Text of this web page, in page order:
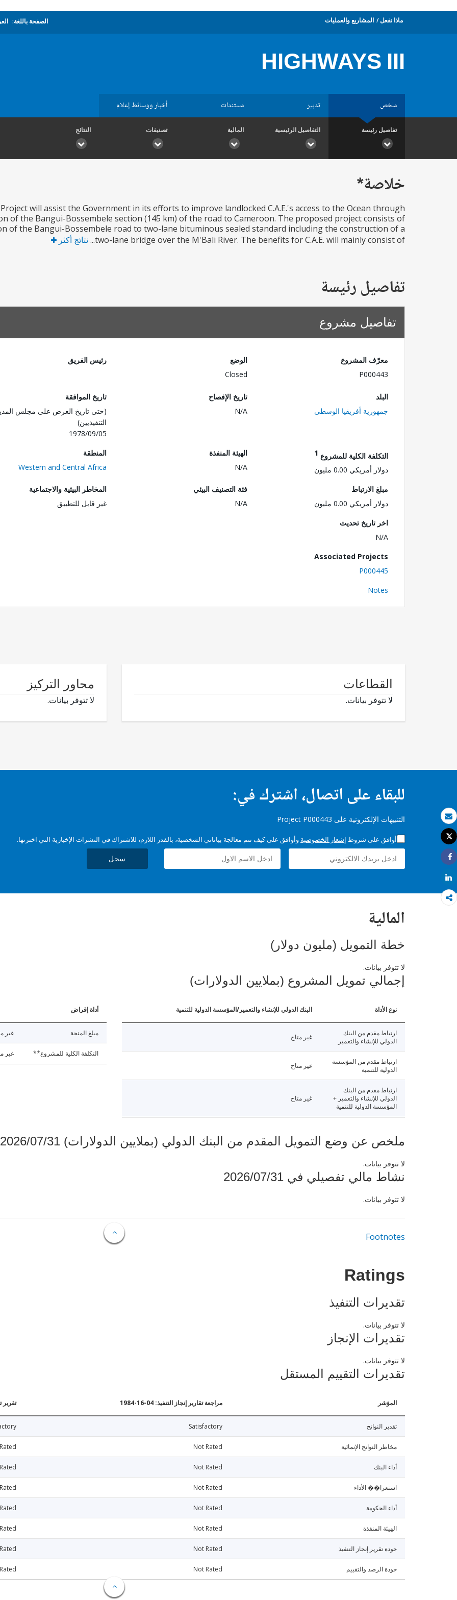
بريد الكتروني
طباعة
Tweet
Share
Share
ماذا نفعل المشاريع والعمليات الصفحة باللغة:
HIGHWAYS III
ملخص تدبير مستندات أخبار ووسائط إعلام
تفاصيل رئيسة التفاصيل الرئيسية المالية تصنيفات النتائج
خلاصة*
will assist the Government in its efforts to improve landlocked C.A.E.'s access to the Ocean through
of the Bangui-Bossembele section (145 km) of the road to Cameroon. The proposed project consists of
of the Bangui-Bossembele road to two-lane bituminous sealed standard including the construction of a
two-lane bridge over the M'Bali River. The benefits for C.A.E. will mainly consist of...
نتائج أكثر
تفاصيل رئيسة
تفاصيل مشروع
معرّف المشروع
P000443
الوضع
Closed
رئيس الفريق
البلد
جمهورية أفريقيا الوسطى
تاريخ الإفصاح
N/A
تاريخ الموافقة
(حتى تاريخ العرض على مجلس
التنفيذيين)
1978/09/05
التكلفة الكلية للمشروع 1
دولار أمريكي 0.00 مليون
الهيئة المنفذة
N/A
المنطقة
Western and Central Africa
مبلغ الارتباط
دولار أمريكي 0.00 مليون
فئة التصنيف البيئي
N/A
المخاطر البيئية والاجتماعية
غير قابل للتطبيق
اخر تاريخ تحديث
N/A
Associated Projects
P000445
Notes
القطاعات
لا تتوفر بيانات.
محاور التركيز
لا تتوفر بيانات.
للبقاء على اتصال، اشترك في:
التنبيهات الإلكترونية على Project P000443
أوافق على شروط إشعار الخصوصية وأوافق على كيف تتم معالجة بياناتي الشخصية، بالقدر اللازم، للاشتراك في النشرات الإخبارية التي اخترتها.
سجل
المالية
خطة التمويل (مليون دولار)
لا تتوفر بيانات.
إجمالي تمويل المشروع (بملايين الدولارات)
نوع الأداة البنك الدولي للإنشاء والتعمير/المؤسسة الدولية للتنمية
ارتباط مقدم من البنك
الدولي للإنشاء والتعمير
غير متاح
ارتباط مقدم من المؤسسة
الدولية للتنمية
غير متاح
ارتباط مقدم من البنك
الدولي للإنشاء والتعمير +
المؤسسة الدولية للتنمية
غير متاح
أداة إقراض
مبلغ المنحة غير
التكلفة الكلية للمشروع** غير
ملخص عن وضع التمويل المقدم من البنك الدولي (بملايين الدولارات) 2026/07/31
لا تتوفر بيانات.
نشاط مالي تفصيلي في 2026/07/31
لا تتوفر بيانات.
Footnotes
Ratings
تقديرات التنفيذ
لا تتوفر بيانات.
تقديرات الإنجاز
لا تتوفر بيانات.
تقديرات التقييم المستقل
المؤشر مراجعة تقارير إنجاز التنفيذ: 04-16-1984 تقرير
تقدير النواتج Satisfactory
مخاطر النواتج الإنمائية Not Rated
أداء البنك Not Rated
استعرا�� الأداء Not Rated
أداء الحكومة Not Rated
الهيئة المنفذة Not Rated
جودة تقرير إنجاز التنفيذ Not Rated
جودة الرصد والتقييم Not Rated